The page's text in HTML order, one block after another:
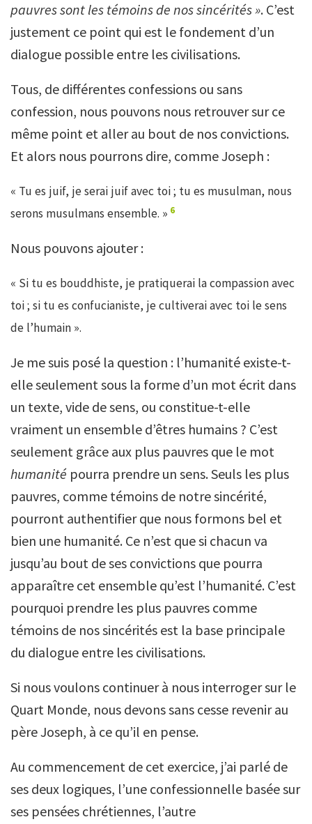
pauvres sont les témoins de nos sincérités ». C’est
justement ce point qui est le fondement d’un
dialogue possible entre les civilisations.
Tous, de différentes confessions ou sans
confession, nous pouvons nous retrouver sur ce
même point et aller au bout de nos convictions.
Et alors nous pourrons dire, comme Joseph :
« Tu es juif, je serai juif avec toi ; tu es musulman, nous
serons musulmans ensemble. » 6
Nous pouvons ajouter :
« Si tu es bouddhiste, je pratiquerai la compassion avec
toi ; si tu es confucianiste, je cultiverai avec toi le sens
de l’humain ».
Je me suis posé la question : l’humanité existe-t-
elle seulement sous la forme d’un mot écrit dans
un texte, vide de sens, ou constitue-t-elle
vraiment un ensemble d’êtres humains ? C’est
seulement grâce aux plus pauvres que le mot
humanité pourra prendre un sens. Seuls les plus
pauvres, comme témoins de notre sincérité,
pourront authentifier que nous formons bel et
bien une humanité. Ce n’est que si chacun va
jusqu’au bout de ses convictions que pourra
apparaître cet ensemble qu’est l’humanité. C’est
pourquoi prendre les plus pauvres comme
témoins de nos sincérités est la base principale
du dialogue entre les civilisations.
Si nous voulons continuer à nous interroger sur le
Quart Monde, nous devons sans cesse revenir au
père Joseph, à ce qu’il en pense.
Au commencement de cet exercice, j’ai parlé de
ses deux logiques, l’une confessionnelle basée sur
ses pensées chrétiennes, l’autre